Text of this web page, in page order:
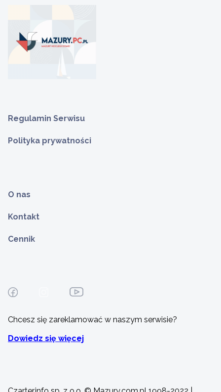
Regulamin Serwisu
Polityka prywatności
O nas
Kontakt
Cennik
Chcesz się zareklamować w naszym serwisie?
Dowiedz się więcej